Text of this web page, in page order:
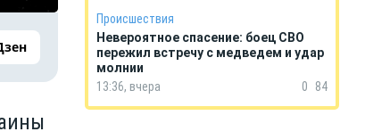
Происшествия
Невероятное спасение: боец СВО
пережил встречу с медведем и удар
молнии
13:36, вчера
0 84